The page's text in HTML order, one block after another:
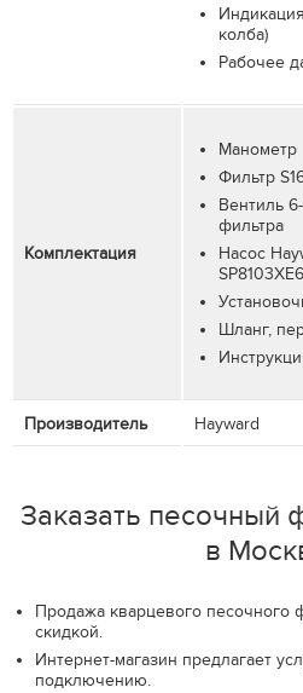
колба)
Рабочее
Комплектация
Манометр
Фильтр
Вентиль
фильтра
Насос
Шланг,
Производитель Hayward
Заказать песочный
в
Продажа кварцевого песочного
скидкой.
Интернет-магазин предлагает
подключению.